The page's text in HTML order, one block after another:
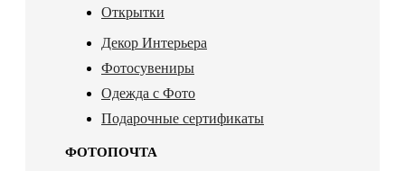
Открытки
Декор Интерьера
Фотосувениры
Одежда с Фото
Подарочные сертификаты
ФОТОПОЧТА